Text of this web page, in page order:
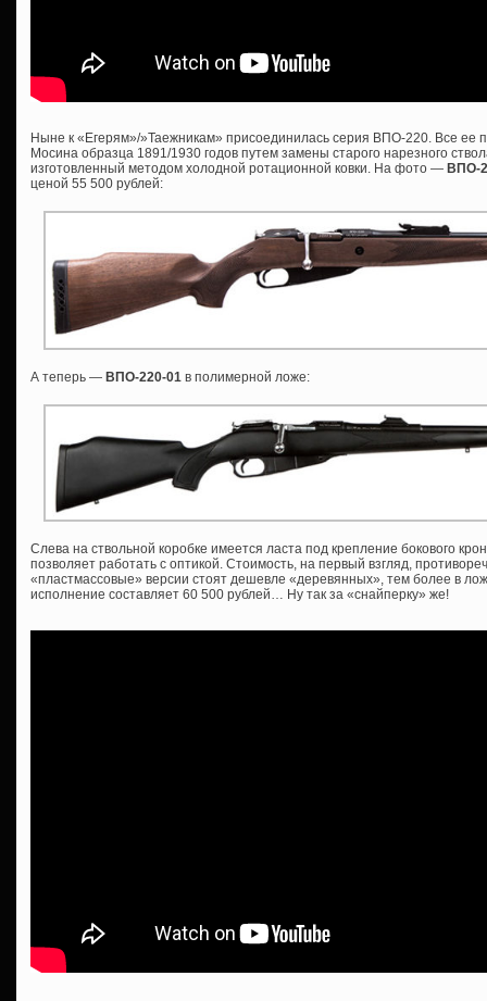
Ныне к «Егерям»/»Таежникам» присоединилась серия ВПО-220. Все ее
Мосина образца 1891/1930 годов путем замены старого нарезного
изготовленный методом холодной ротационной ковки. На фото — ВПО-
ценой 55 500 рублей:
А теперь — ВПО-220-01 в полимерной ложе:
Слева на ствольной коробке имеется ласта под крепление бокового
позволяет работать с оптикой. Стоимость, на первый взгляд,
«пластмассовые» версии стоят дешевле «деревянных», тем более в
исполнение составляет 60 500 рублей… Ну так за «снайперку» же!